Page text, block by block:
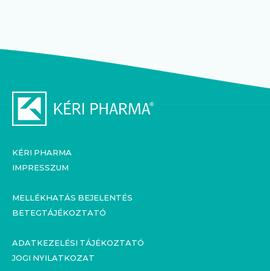
KÉRI PHARMA
IMPRESSZUM
MELLÉKHATÁS BEJELENTÉS
BETEGTÁJÉKOZTATÓ
ADATKEZELÉSI TÁJÉKOZTATÓ
JOGI NYILATKOZAT